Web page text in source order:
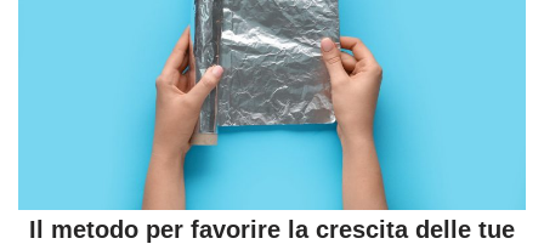
Il metodo per favorire la crescita delle tue